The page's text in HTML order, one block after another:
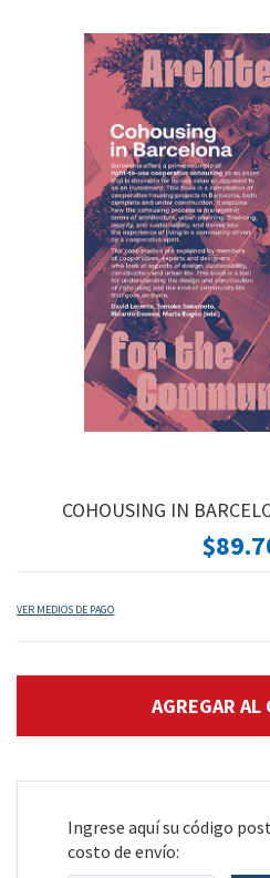
COHOUSING IN
VER MEDIOS DE PAGO
Ingrese aquí su código
costo de envío: